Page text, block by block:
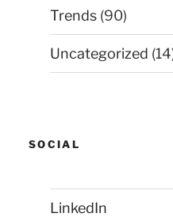
Trends (90)
Uncategorized
SOCIAL
LinkedIn